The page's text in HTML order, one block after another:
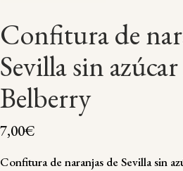
Confitura de
Sevilla sin
Belberry
7,00€
Confitura de naranjas de Sevilla sin